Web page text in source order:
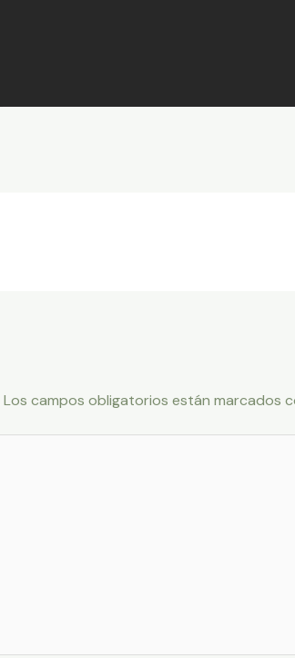
Los campos obligatorios están marcados